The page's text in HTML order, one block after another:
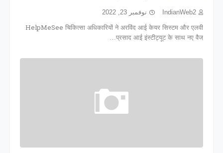
IndianWeb2 نوفمبر 23, 2022
HelpMeSee चिकित्सा अधिकारियों ने अरविंद आई केयर सिस्टम और एलवी
प्रसाद आई इंस्टीट्यूट के साथ नए वैज्…